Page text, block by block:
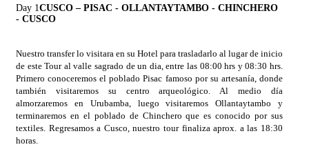
Day 1CUSCO – PISAC - OLLANTAYTAMBO - CHINCHERO
- CUSCO
Nuestro transfer lo visitara en su Hotel para trasladarlo al lugar de inicio
de este Tour al valle sagrado de un dia, entre las 08:00 hrs y 08:30 hrs.
Primero conoceremos el poblado Pisac famoso por su artesanía, donde
también visitaremos su centro arqueológico. Al medio día
almorzaremos en Urubamba, luego visitaremos Ollantaytambo y
terminaremos en el poblado de Chinchero que es conocido por sus
textiles. Regresamos a Cusco, nuestro tour finaliza aprox. a las 18:30
horas.